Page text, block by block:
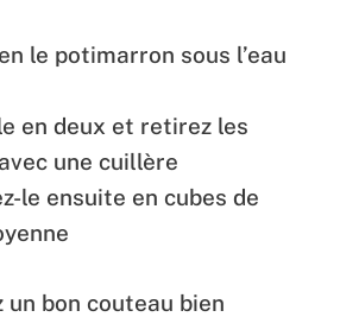
le potimarron sous l’eau
en deux et retirez les
une cuillère
le ensuite en cubes de
bon couteau bien